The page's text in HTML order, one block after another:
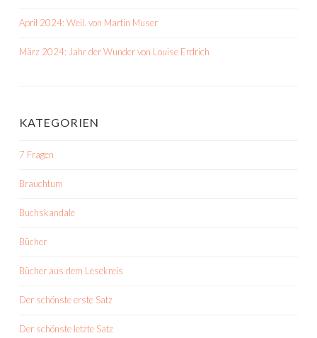
April 2024: Weil. von Martin Muser
März 2024: Jahr der Wunder von Louise Erdrich
KATEGORIEN
7 Fragen
Brauchtum
Buchskandale
Bücher
Bücher aus dem Lesekreis
Der schönste erste Satz
Der schönste letzte Satz